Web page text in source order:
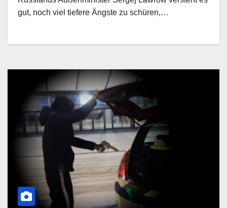
gut, noch viel tiefere Ängste zu schüren,…